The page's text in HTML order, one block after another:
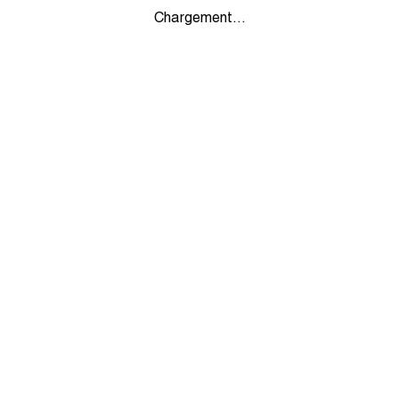
Chargement...